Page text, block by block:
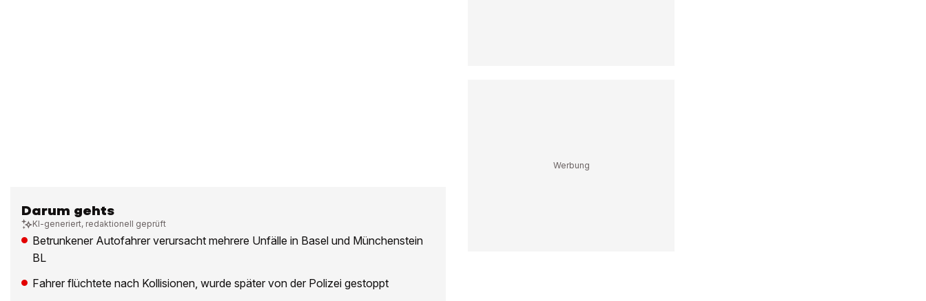
Darum gehts
KI-generiert, redaktionell geprüft
Betrunkener Autofahrer verursacht mehrere Unfälle in Basel und Münchenstein
BL
Fahrer flüchtete nach Kollisionen, wurde später von der Polizei gestoppt